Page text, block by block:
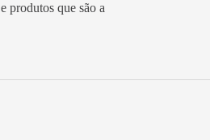
e produtos que são a